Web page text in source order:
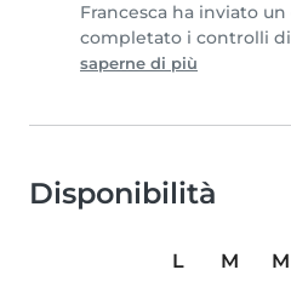
Francesca ha inviato
completato i controlli
saperne di più
Disponibilità
L M M